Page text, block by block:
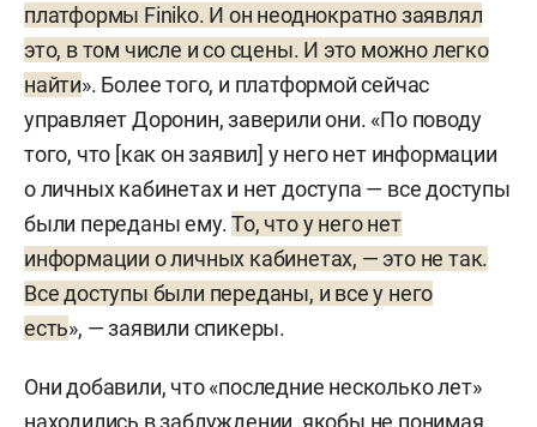
платформы Finiko. И он неоднократно заявлял
это, в том числе и со сцены. И это можно легко
найти». Более того, и платформой сейчас
управляет Доронин, заверили они. «По поводу
того, что [как он заявил] у него нет информации
о личных кабинетах и нет доступа — все доступы
были переданы ему.То, что у него нет
информации о личных кабинетах, — это не так.
Все доступы были переданы, и все у него
есть», — заявили спикеры.
Они добавили, что «последние несколько лет»
находились в заблуждении, якобы не понимая